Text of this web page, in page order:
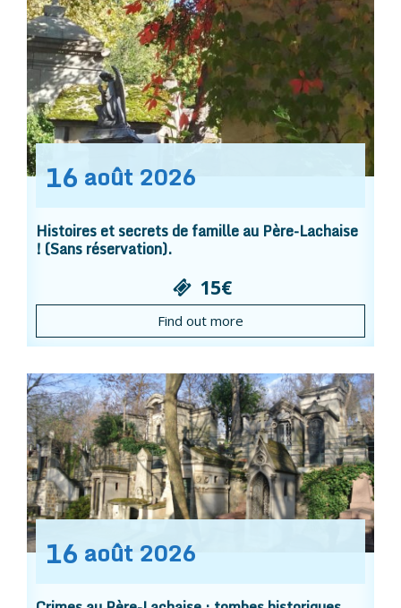
16 août 2026
Histoires et secrets de famille au Père-Lachaise
! (Sans réservation).
15€
Find out more
16 août 2026